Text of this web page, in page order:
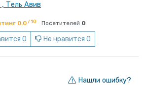
Тель Авив
0.0/ 10 Посетителей 0
Нравится 0 Не нравится 0
Нашли ошибку?